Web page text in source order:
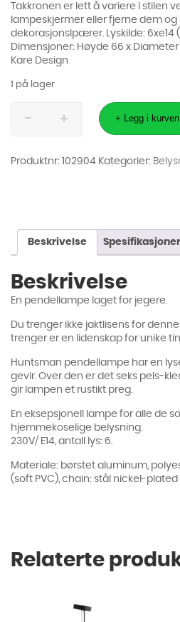
Takkronen er lett å variere i stilen
lampeskjermer eller fjerne dem og
dekorasjonslpærer. Lyskilde: 6xe14
Dimensjoner: Høyde 66 x Diameter
Kare Design
1 på lager
Huntsman
antall
+ Legg i kurven
Produktnr: 102904 Kategorier:
Beskrivelse Spesifikasjoner
Beskrivelse
En pendellampe laget for jegere.
Du trenger ikke jaktlisens for
trenger er en lidenskap for unike
Huntsman pendellampe har en
gevir. Over den er det seks pels-
gir lampen et rustikt preg.
En eksepsjonell lampe for alle de
hjemmekoselige belysning.
230V/ E14, antall lys: 6.
Materiale: børstet aluminum,
(soft PVC), chain: stål nickel-plated
Relaterte